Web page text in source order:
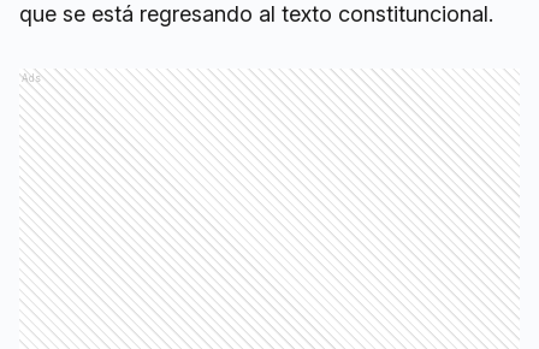
que se está regresando al texto constituncional.
Ads